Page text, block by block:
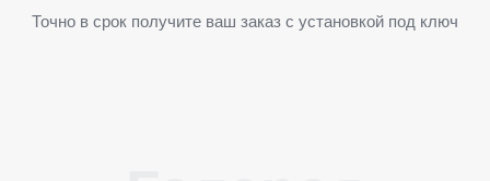
Точно в срок получите ваш заказ с установкой под ключ